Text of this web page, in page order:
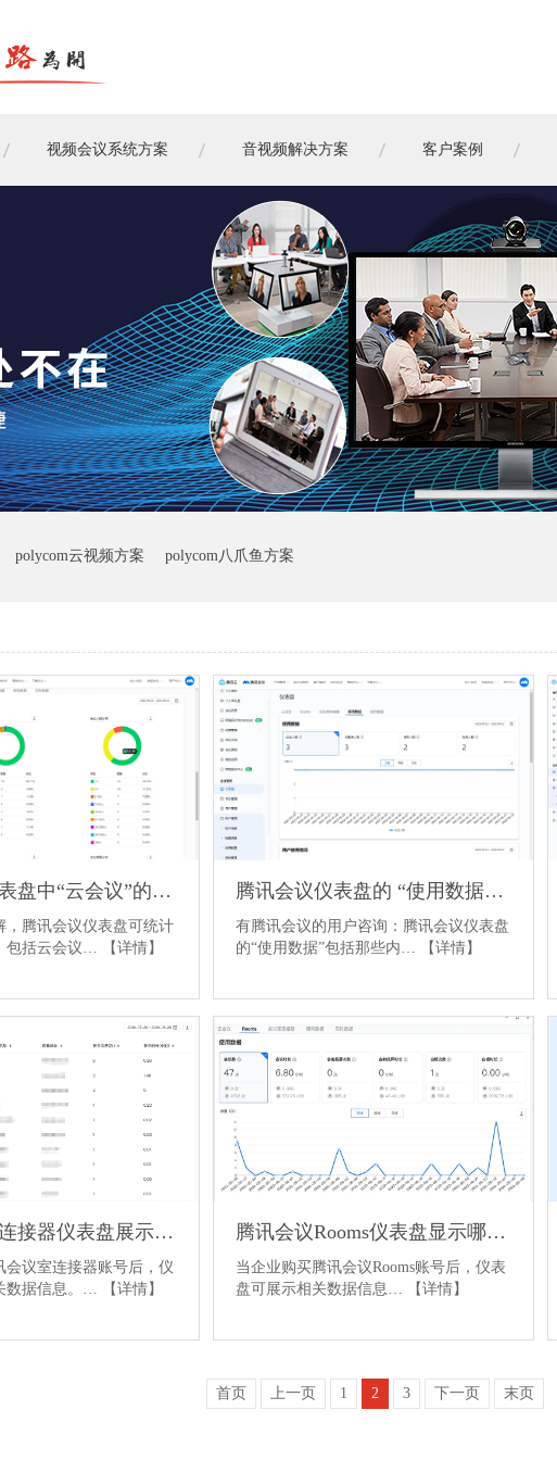
视频会议系统方案 音视频解决方案 客户案例
polycom云视频方案 polycom八爪鱼方案
腾讯会议仪表盘中“云会议”的数据类型
，腾讯会议仪表盘可统计
包括云会议…
【详情】
腾讯会议仪表盘的 “使用数据” 包括那些内容
有腾讯会议的用户咨询：腾讯会议仪表盘
的“使用数据”包括那些内…
【详情】
腾讯会议室连接器仪表盘展示的数据
会议室连接器账号后，仪
数据信息。…
【详情】
腾讯会议Rooms仪表盘显示哪些数据
当企业购买腾讯会议Rooms账号后，仪表
盘可展示相关数据信息…
【详情】
首页 上一页 1 2 3 下一页 末页